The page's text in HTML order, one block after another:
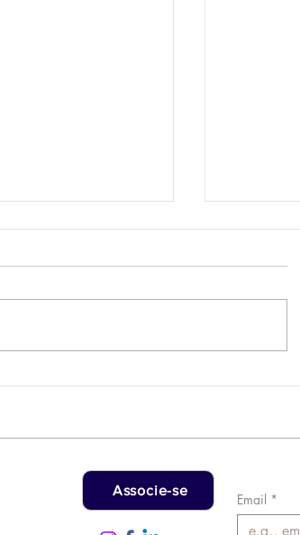
Associe-se
Email *